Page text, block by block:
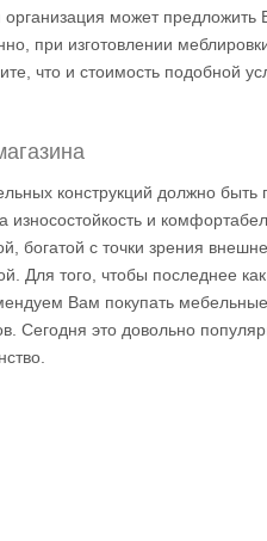
может
при изготовлении
что и стоимость подобной
конструкций должно
износостойкость и
богатой с точки зрения
Для того, чтобы последнее
Вам покупать мебельные
Сегодня это довольно